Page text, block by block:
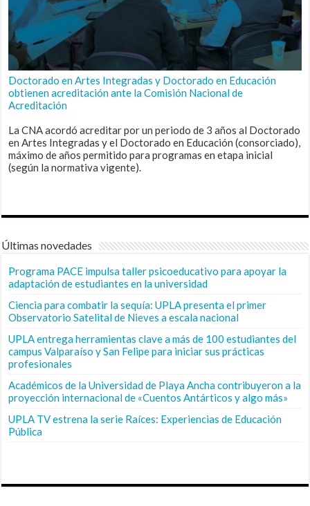
Doctorado en Artes Integradas y Doctorado en Educación
obtienen acreditación ante la Comisión Nacional de
Acreditación
La CNA acordó acreditar por un periodo de 3 años al Doctorado
en Artes Integradas y el Doctorado en Educación (consorciado),
máximo de años permitido para programas en etapa inicial
(según la normativa vigente).
Últimas novedades
Programa PACE impulsa taller psicoeducativo para apoyar la
adaptación de estudiantes en la universidad
Ciencia para combatir la sequía: UPLA presenta el primer
Observatorio Satelital de Nieves a escala nacional
UPLA entrega herramientas clave a más de 100 estudiantes del
campus Valparaíso y San Felipe para iniciar sus prácticas
profesionales
Académicos de la Universidad de Playa Ancha contribuyeron a la
proyección internacional de «Cuentos Antárticos y algo más»
UPLA TV estrena la serie Raíces: Experiencias de Educación
Pública